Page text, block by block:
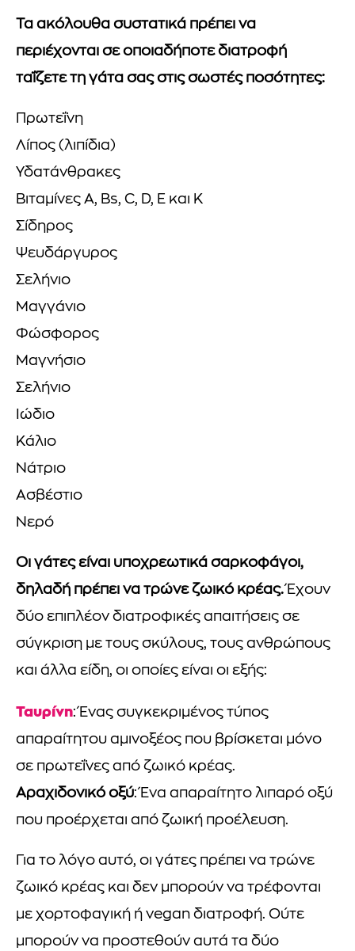
Τα ακόλουθα συστατικά πρέπει να
περιέχονται σε οποιαδήποτε διατροφή
ταΐζετε τη γάτα σας στις σωστές ποσότητες:
Πρωτεΐνη
Λίπος (λιπίδια)
Υδατάνθρακες
Βιταμίνες A, Bs, C, D, E και K
Σίδηρος
Ψευδάργυρος
Σελήνιο
Μαγγάνιο
Φώσφορος
Μαγνήσιο
Σελήνιο
Ιώδιο
Κάλιο
Νάτριο
Ασβέστιο
Νερό
Οι γάτες είναι υποχρεωτικά σαρκοφάγοι,
δηλαδή πρέπει να τρώνε ζωικό κρέας.Έχουν
δύο επιπλέον διατροφικές απαιτήσεις σε
σύγκριση με τους σκύλους, τους ανθρώπους
και άλλα είδη, οι οποίες είναι οι εξής:
Ταυρίνη: Ένας συγκεκριμένος τύπος
απαραίτητου αμινοξέος που βρίσκεται μόνο
σε πρωτεΐνες από ζωικό κρέας.
Αραχιδονικό οξύ: Ένα απαραίτητο λιπαρό οξύ
που προέρχεται από ζωική προέλευση.
Για το λόγο αυτό, οι γάτες πρέπει να τρώνε
ζωικό κρέας και δεν μπορούν να τρέφονται
με χορτοφαγική ή vegan διατροφή. Ούτε
μπορούν να προστεθούν αυτά τα δύο